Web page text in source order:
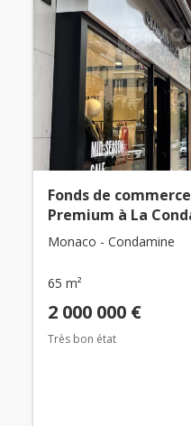
Fonds de
Premium à La
Monaco - Condamine
65 m²
2 000 000 €
Très bon état